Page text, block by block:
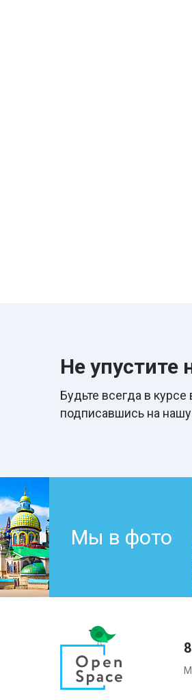
Не
Будьте всегда в
подписавшись на
Мы в фото